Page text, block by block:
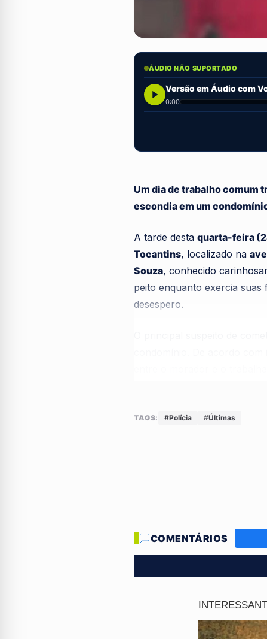
ÁUDIO NÃO SUPORTADO
Versão em Áudio com
0:00
Um dia de trabalho comum
escondia em um
A tarde desta quarta-feira
Tocantins, localizado na
Souza, conhecido
peito enquanto exercia
desespero.
condomínio. De acordo
entre o morador e o
Relatos da síndica e de
Henrique Nobre Klemjá era
temperamento explosivo e
anteriores que apontavam
ápice de um histórico de
Equipes de segurança
TAGS: #Polícia #Últimas
COMENTÁRIOS